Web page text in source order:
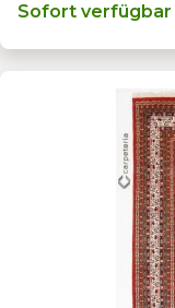
Sofort verfügbar